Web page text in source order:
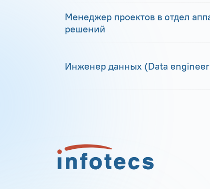
Менеджер проектов в отдел
решений
Инженер данных (Data